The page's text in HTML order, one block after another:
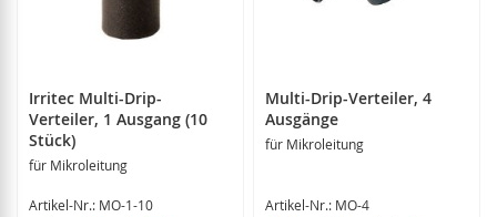
Irritec Multi-Drip-
Verteiler, 1 Ausgang (10
Stück)
für Mikroleitung
Artikel-Nr.: MO-1-10
Multi-Drip-Verteiler, 4
Ausgänge
für Mikroleitung
Artikel-Nr.: MO-4